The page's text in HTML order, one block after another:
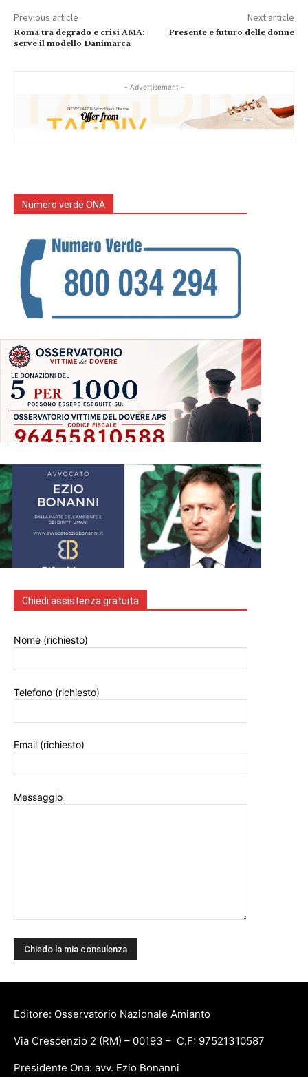
Previous article
Roma tra degrado e crisi AMA:
serve il modello Danimarca
Next article
Presente e futuro delle donne
- Advertisement -
Numero verde ONA
Chiedi assistenza gratuita
Nome (richiesto)
Telefono (richiesto)
Email (richiesto)
Messaggio
Editore: Osservatorio Nazionale Amianto
Via Crescenzio 2 (RM) – 00193 – C.F: 97521310587
Presidente Ona: avv. Ezio Bonanni